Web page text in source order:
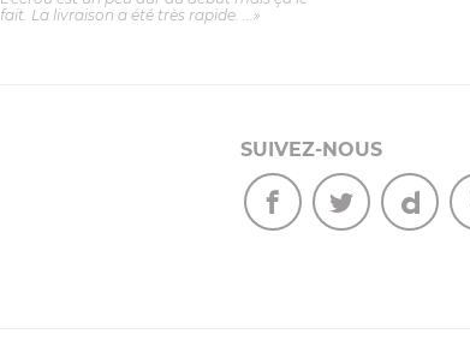
fait. La livraison a été très rapide. ...»
SUIVEZ-NOUS